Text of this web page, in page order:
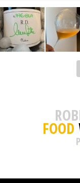
FOOD
P